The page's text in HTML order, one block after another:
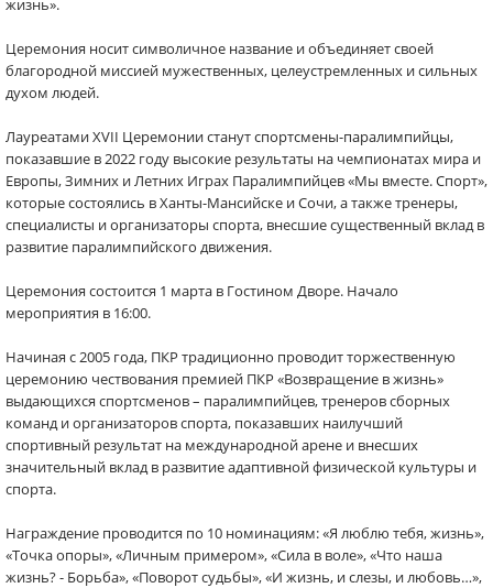
жизнь».
Церемония носит символичное название и объединяет своей
благородной миссией мужественных, целеустремленных и сильных
духом людей.
Лауреатами XVII Церемонии станут спортсмены-паралимпийцы,
показавшие в 2022 году высокие результаты на чемпионатах мира и
Европы, Зимних и Летних Играх Паралимпийцев «Мы вместе. Спорт»,
которые состоялись в Ханты-Мансийске и Сочи, а также тренеры,
специалисты и организаторы спорта, внесшие существенный вклад в
развитие паралимпийского движения.
Церемония состоится 1 марта в Гостином Дворе. Начало
мероприятия в 16:00.
Начиная с 2005 года, ПКР традиционно проводит торжественную
церемонию чествования премией ПКР «Возвращение в жизнь»
выдающихся спортсменов – паралимпийцев, тренеров сборных
команд и организаторов спорта, показавших наилучший
спортивный результат на международной арене и внесших
значительный вклад в развитие адаптивной физической культуры и
спорта.
Награждение проводится по 10 номинациям: «Я люблю тебя, жизнь»,
«Точка опоры», «Личным примером», «Сила в воле», «Что наша
жизнь? - Борьба», «Поворот судьбы», «И жизнь, и слезы, и любовь…»,